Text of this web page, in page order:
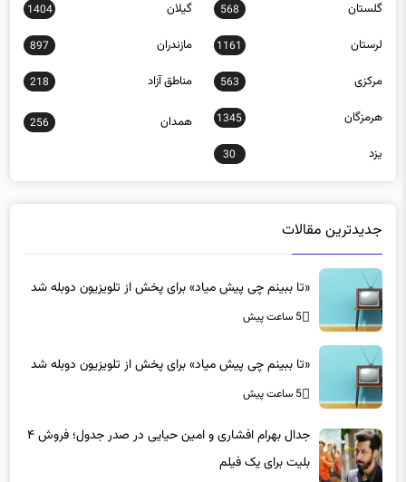
گلستان 568 گیلان 1404
لرستان 1161 مازندران 897
مرکزی 563 مناطق آزاد 218
هرمزگان 1345 همدان 256
یزد 30
جدیدترین مقالات
«تا ببینم چی پیش میاد» برای پخش از تلویزیون دوبله شد
5 ساعت پیش
«تا ببینم چی پیش میاد» برای پخش از تلویزیون دوبله شد
5 ساعت پیش
جدال بهرام افشاری و امین حیایی در صدر جدول؛ فروش ۴
بلیت برای یک فیلم